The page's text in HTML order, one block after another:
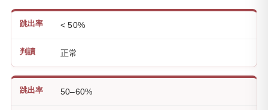
< 50%
正常
50–60%